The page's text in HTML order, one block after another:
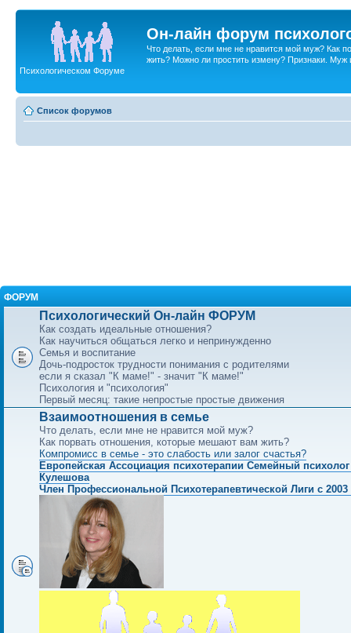
Он-лайн форум
Что делать, если мне не нравится мой муж? Как
жить? Можно ли простить измену? Признаки. Муж
Психологическом Форуме
Список форумов
ФОРУМ
Психологический Он-лайн ФОРУМ
Как создать идеальные отношения?
Как научиться общаться легко и непринужденно
Семья и воспитание
Дочь-подросток трудности понимания с родителями
если я сказал "К маме!" - значит "К маме!"
Психология и "психология"
Первый месяц: такие непростые простые движения
Взаимоотношения в семье
Что делать, если мне не нравится мой муж?
Как порвать отношения, которые мешают вам жить?
Компромисс в семье - это слабость или залог счастья?
Европейская Ассоциация психотерапии Семейный
Кулешова
Член Профессиональной Психотерапевтической Лиги с 2003